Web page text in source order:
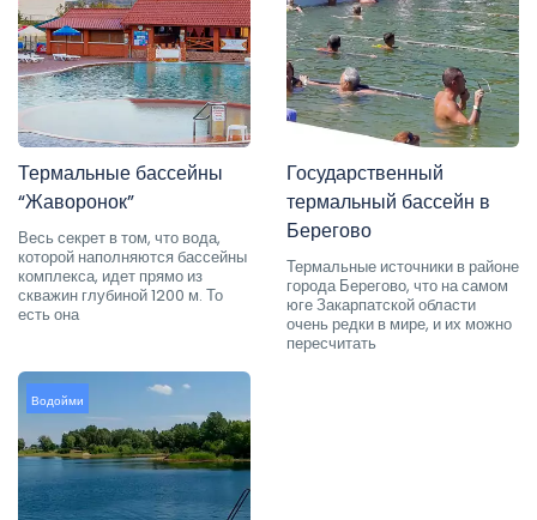
Термальные бассейны
“Жаворонок”
Весь секрет в том, что вода,
которой наполняются бассейны
комплекса, идет прямо из
скважин глубиной 1200 м. То
есть она
Государственный
термальный бассейн в
Берегово
Термальные источники в районе
города Берегово, что на самом
юге Закарпатской области
очень редки в мире, и их можно
пересчитать
Водойми